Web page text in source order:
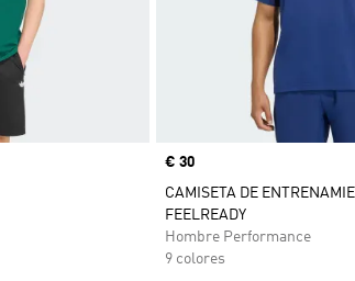
Precio
€ 30
CAMISETA DE
FEELREADY
Hombre Performance
9 colores